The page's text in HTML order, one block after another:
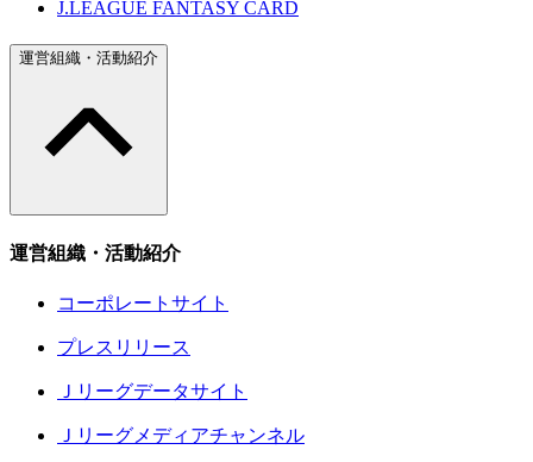
J.LEAGUE FANTASY CARD
運営組織・活動紹介
運営組織・活動紹介
コーポレートサイト
プレスリリース
Ｊリーグデータサイト
Ｊリーグメディアチャンネル